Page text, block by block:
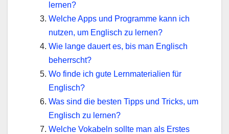
lernen?
Welche Apps und Programme kann ich
nutzen, um Englisch zu lernen?
Wie lange dauert es, bis man Englisch
beherrscht?
Wo finde ich gute Lernmaterialien für
Englisch?
Was sind die besten Tipps und Tricks, um
Englisch zu lernen?
Welche Vokabeln sollte man als Erstes